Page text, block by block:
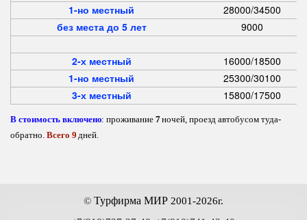
1-но местный
28000/34500
без места до 5 лет
9000
2-х местный
16000/18500
1-но местный
25300/30100
3-х местный
15800/17500
В стоимость включено: проживание 7 ночей, проезд автобусом туда-
обратно. Всего 9 дней.
© Турфирма МИР 2001-2026г.